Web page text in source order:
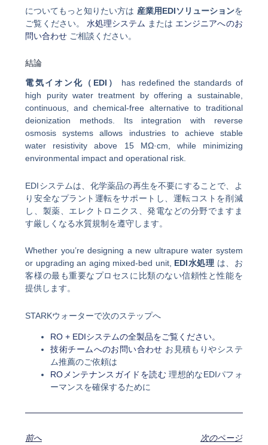
についてもっと知りたい方は 産業用EDIソリューションを
ご覧ください。 水処理システム または エンジニアへのお
問い合わせ ご相談ください。
結論
電気イオン化（EDI）
has redefined the standards of
high purity water treatment by offering a sustainable,
continuous, and chemical-free alternative to traditional
deionization methods. Its integration with reverse
osmosis systems allows industries to achieve stable
water resistivity above 15 MΩ·cm, while minimizing
environmental impact and operational risk.
EDIシステムは、化学薬品の再生を不要にすることで、よ
り安全なプラント運転をサポートし、運転コストを削減
し、製薬、エレクトロニクス、発電などの分野でますま
す厳しくなる水質規制を遵守します。
Whether you’re designing a new ultrapure water system
or upgrading an aging mixed-bed unit, EDI水処理 は、お
客様の最も重要なプロセスに比類のない信頼性と性能を
提供します。
STARKウォーターで次のステップへ
RO + EDIシステムの全製品をご覧ください。
技術チームへのお問い合わせ お見積もりやシステ
ム推薦のご依頼は
ROメンテナンスガイドを読む理想的なEDIパフォ
ーマンスを確保するために
前へ 次のページ